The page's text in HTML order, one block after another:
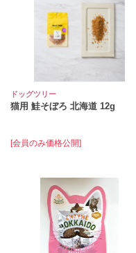
ドッグツリー
猫用 鮭そぼろ 北海道 12g
[会員のみ価格公開]